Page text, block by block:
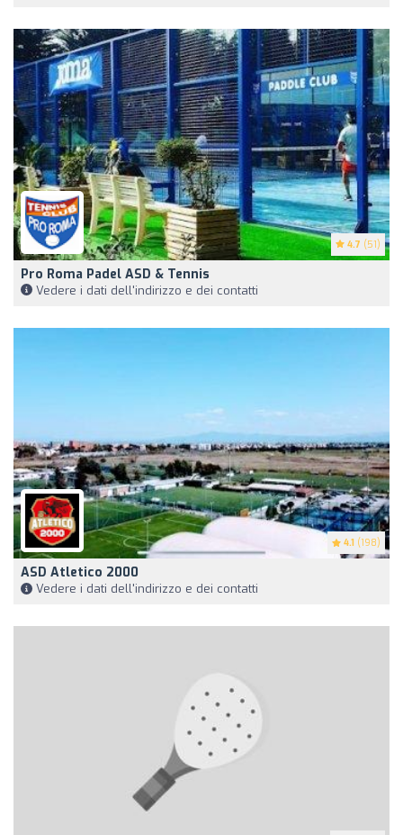
4.7 (51)
Pro Roma Padel ASD & Tennis
Vedere i dati dell'indirizzo e dei contatti
4.1 (198)
ASD Atletico 2000
Vedere i dati dell'indirizzo e dei contatti